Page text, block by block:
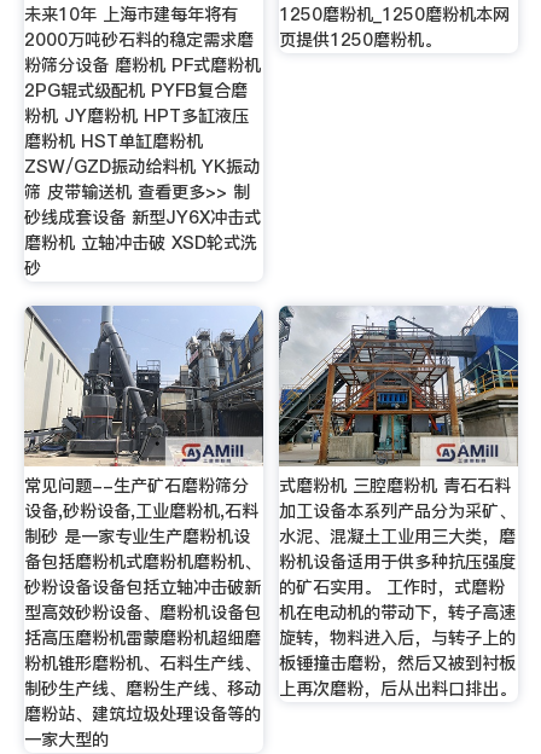
未来10年 上海市建每年将有
2000万吨砂石料的稳定需求磨
粉筛分设备 磨粉机 PF式磨粉机
2PG辊式级配机 PYFB复合磨
粉机 JY磨粉机 HPT多缸液压
磨粉机 HST单缸磨粉机
ZSW/GZD振动给料机 YK振动
筛 皮带输送机 查看更多>> 制
砂线成套设备 新型JY6X冲击式
磨粉机 立轴冲击破 XSD轮式洗
砂
1250磨粉机_1250磨粉机本网
页提供1250磨粉机。
常见问题--生产矿石磨粉筛分
设备,砂粉设备,工业磨粉机,石料
制砂 是一家专业生产磨粉机设
备包括磨粉机式磨粉机磨粉机、
砂粉设备设备包括立轴冲击破新
型高效砂粉设备、磨粉机设备包
括高压磨粉机雷蒙磨粉机超细磨
粉机锥形磨粉机、石料生产线、
制砂生产线、磨粉生产线、移动
磨粉站、建筑垃圾处理设备等的
一家大型的
式磨粉机 三腔磨粉机 青石石料
加工设备本系列产品分为采矿、
水泥、混凝土工业用三大类，磨
粉机设备适用于供多种抗压强度
的矿石实用。 工作时，式磨粉
机在电动机的带动下，转子高速
旋转，物料进入后，与转子上的
板锤撞击磨粉，然后又被到衬板
上再次磨粉，后从出料口排出。